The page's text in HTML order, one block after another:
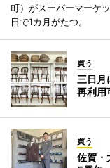
町）がスーパーマーケ
日で1カ月がたつ。
買う
三日
再利用
買う
佐賀・